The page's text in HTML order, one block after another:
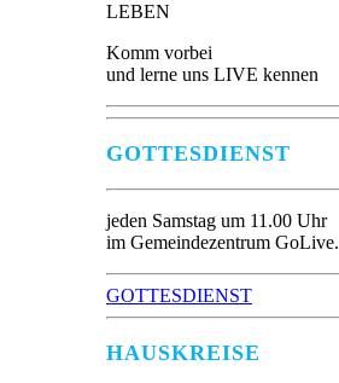
LEBEN
Komm vorbei
und lerne uns LIVE kennen
GOTTESDIENST
jeden Samstag um 11.00 Uhr
im Gemeindezentrum GoLive.
GOTTESDIENST
HAUSKREISE